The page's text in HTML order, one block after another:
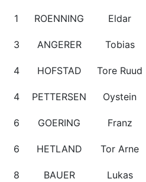
1 ROENNING Eldar
3 ANGERER Tobias
4 HOFSTAD Tore Ruud
4 PETTERSEN Oystein
6 GOERING Franz
6 HETLAND Tor Arne
8 BAUER Lukas